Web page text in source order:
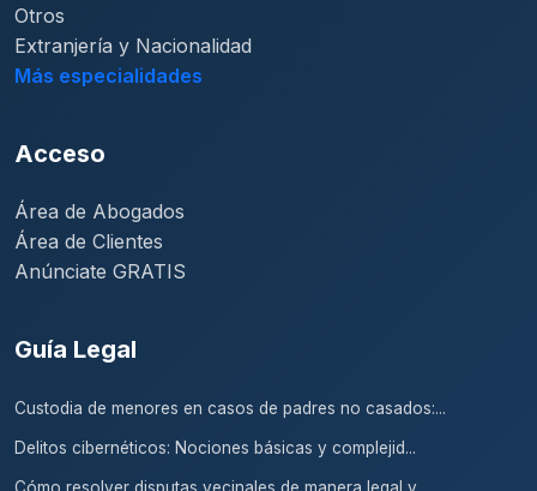
Otros
Extranjería y Nacionalidad
Más especialidades
Acceso
Área de Abogados
Área de Clientes
Anúnciate GRATIS
Guía Legal
Custodia de menores en casos de padres no casados:...
Delitos cibernéticos: Nociones básicas y complejid...